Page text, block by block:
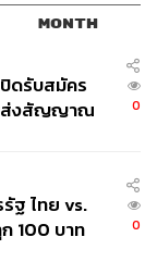
MONTH
ดรับสมัคร
ส่งสัญญาณ
0
ฐ ไทย vs.
100 บาท
0